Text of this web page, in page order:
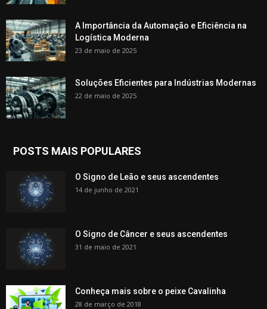
A Importância da Automação e Eficiência na
Logística Moderna
23 de maio de 2025
Soluções Eficientes para Indústrias Modernas
22 de maio de 2025
POSTS MAIS POPULARES
O Signo de Leão e seus ascendentes
14 de junho de 2021
O Signo de Câncer e seus ascendentes
31 de maio de 2021
Conheça mais sobre o peixe Cavalinha
28 de março de 2018